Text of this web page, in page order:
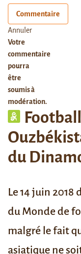
du
Le 14 juin 2018
du Monde de
malgré le fait
asiatique ne
Commentaire
Annuler
Votre
commentaire
pourra
être
soumis à
modération.